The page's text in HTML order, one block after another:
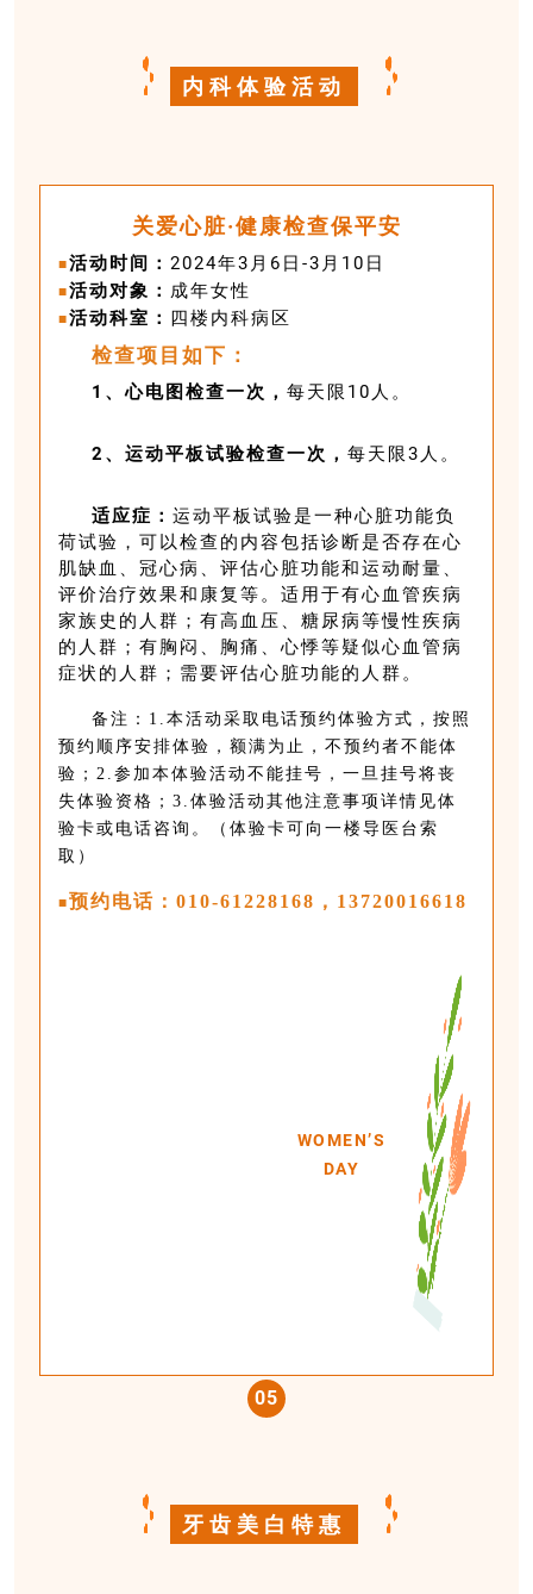
内科体验活动
关爱心脏·健康检查保平安
■活动时间：2024年3月6日-3月10日
■活动对象： 成年女性
■活动科室： 四楼内科病区
检查项目如下：
1、心电图检查一次，每天限10人。
2、运动平板试验检查一次，每天限3人。
适应症：运动平板试验是一种心脏功能负
荷试验，可以检查的内容包括诊断是否存在心
肌缺血、冠心病、评估心脏功能和运动耐量、
评价治疗效果和康复等。适用于有心血管疾病
家族史的人群；有高血压、糖尿病等慢性疾病
的人群；有胸闷、胸痛、心悸等疑似心血管病
症状的人群；需要评估心脏功能的人群。
备注：1.本活动采取电话预约体验方式，按照
预约顺序安排体验，额满为止，不预约者不能体
验；2.参加本体验活动不能挂号，一旦挂号将丧
失体验资格；3.体验活动其他注意事项详情见体
验卡或电话咨询。
（体验卡可向一楼导医台索
取）
■预约电话：010-61228168，13720016618
WOMEN’S
DAY
05
牙齿美白特惠